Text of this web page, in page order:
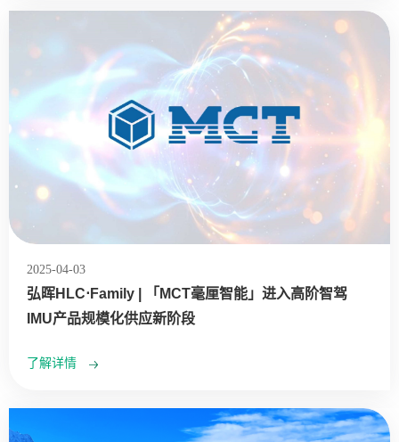
2025-04-03
弘晖HLC⋅Family | 「MCT毫厘智能」进入高阶智驾
IMU产品规模化供应新阶段
了解详情